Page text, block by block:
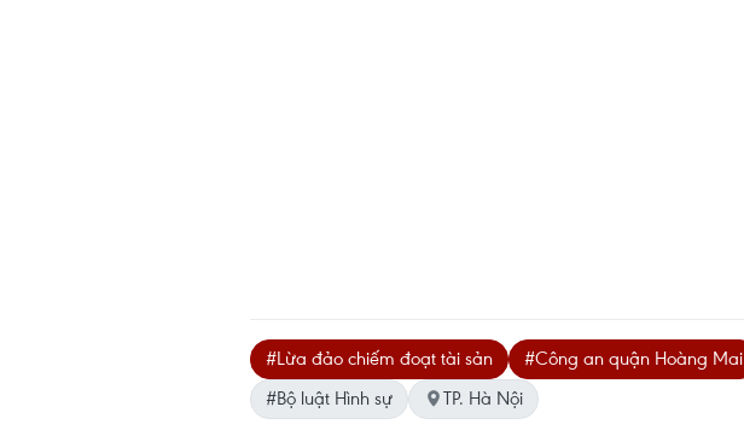
#Lừa đảo chiếm đoạt tài sản #Công an quận Hoàng Mai
#Bộ luật Hình sự
TP. Hà Nội